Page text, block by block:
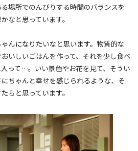
場所でのんびりする時間のバランスを
なと思っています。
んになりたいなと思います。物質的な
いしいごはんを作って、それを少し食べ
って…。いい景色やお花を見て、そうい
ちゃんと幸せを感じられるような、そ
らと思っています。